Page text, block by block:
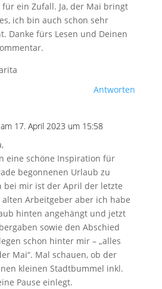
für ein Zufall. Ja, der Mai bringt
ich bin auch schon sehr
Danke fürs Lesen und Deinen
Antworten
am 17. April 2023 um 15:58
eine schöne Inspiration für
begonnenen Urlaub zu
bei mir ist der April der letzte
Arbeitgeber aber ich habe
hinten angehängt und jetzt
sowie den Abschied
schon hinter mir – „alles
Mai“. Mal schauen, ob der
kleinen Stadtbummel inkl.
Pause einlegt.